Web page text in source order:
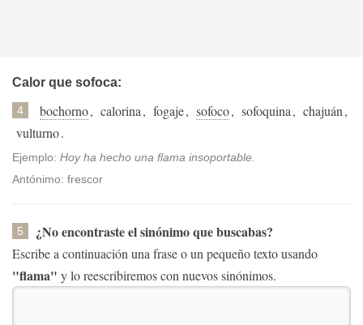
Calor que sofoca:
4 bochorno, calorina, fogaje, sofoco, sofoquina, chajuán,
vulturno.
Ejemplo: Hoy ha hecho una flama insoportable.
Antónimo: frescor
5 ¿No encontraste el sinónimo que buscabas?
Escribe a continuación una frase o un pequeño texto usando
"flama" y lo reescribiremos con nuevos sinónimos.